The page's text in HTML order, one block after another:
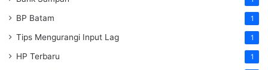
BP Batam 1
Tips Mengurangi Input Lag 1
HP Terbaru 1